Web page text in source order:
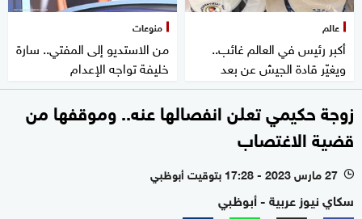
عالم
أكبر رئيس في العالم غائب..
ويغيّر قادة الجيش عن بعد
منوعات
من الاستديو إلى المفتي.. سارة
خليفة تواجه الإعدام
زوجة حكيمي تعلن انفصالها عنه.. وموقفها من
قضية الاغتصاب
l 27 مارس 2023 - 17:28 بتوقيت أبوظبي
سكاي نيوز عربية - أبوظبي